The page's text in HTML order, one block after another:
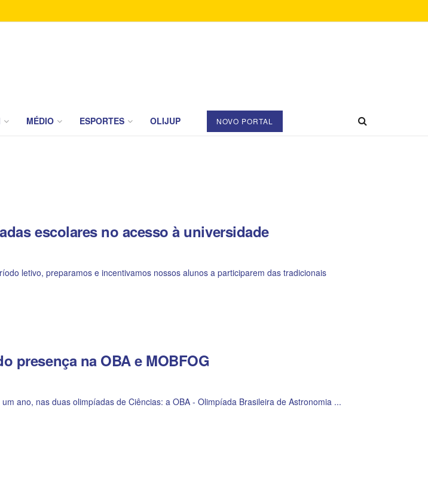
MÉDIO ESPORTES OLIJUP NOVO PORTAL
escolares no acesso à universidade
letivo, preparamos e incentivamos nossos alunos a participarem das tradicionais
presença na OBA e MOBFOG
ano, nas duas olimpíadas de Ciências: a OBA - Olimpíada Brasileira de Astronomia ...